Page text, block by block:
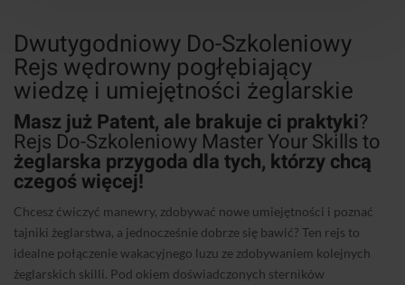
Dwutygodniowy Do-Szkoleniowy
Rejs wędrowny pogłębiający
wiedzę i umiejętności żeglarskie
Masz już Patent, ale brakuje ci praktyki?
Rejs Do-Szkoleniowy Master Your Skills to
żeglarska przygoda dla tych, którzy chcą
czegoś więcej!
Chcesz ćwiczyć manewry, zdobywać nowe umiejętności i poznać
tajniki żeglarstwa, a jednocześnie dobrze się bawić? Ten rejs to
idealne połączenie wakacyjnego luzu ze zdobywaniem kolejnych
żeglarskich skilli. Pod okiem doświadczonych sterników